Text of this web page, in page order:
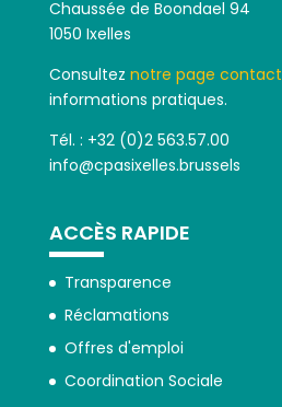
Chaussée de Boondael 94
1050 Ixelles
Consultez notre page contact
informations pratiques.
Tél. : +32 (0)2 563.57.00
info@cpasixelles.brussels
ACCÈS RAPIDE
Transparence
Réclamations
Offres d'emploi
Coordination Sociale